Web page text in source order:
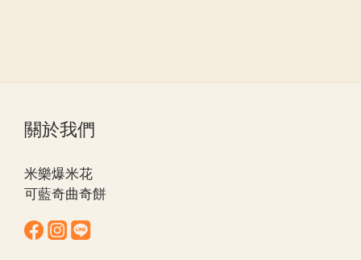
關於我們
米樂爆米花
可藍奇曲奇餅